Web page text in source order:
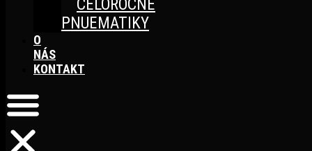
CELOROČNÉ
PNUEMATIKY
O
NÁS
KONTAKT